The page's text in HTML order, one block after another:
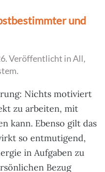
und
. Veröffentlicht inAll,
.
Nichts motiviert
zu arbeiten, mit
kann. Ebenso gilt das
so entmutigend,
in Aufgaben zu
Bezug